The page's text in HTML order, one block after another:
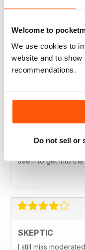
Welcome to
We use cookies to
website and to
recommendations.
Do not sell or
SKEPTIC
keeping me saner
thanx
SKEPTIC
seem to get into
SKEPTIC
I still miss